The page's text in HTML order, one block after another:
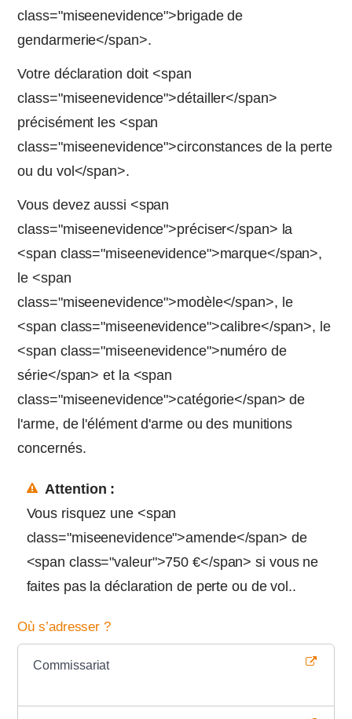
class="miseenevidence">brigade de
gendarmerie</span>.
Votre déclaration doit <span
class="miseenevidence">détailler</span>
précisément les <span
class="miseenevidence">circonstances de la perte
ou du vol</span>.
Vous devez aussi <span
class="miseenevidence">préciser</span> la
<span class="miseenevidence">marque</span>,
le <span
class="miseenevidence">modèle</span>, le
<span class="miseenevidence">calibre</span>, le
<span class="miseenevidence">numéro de
série</span> et la <span
class="miseenevidence">catégorie</span> de
l'arme, de l'élément d'arme ou des munitions
concernés.
Attention :
Vous risquez une <span
class="miseenevidence">amende</span> de
<span class="valeur">750 €</span> si vous ne
faites pas la déclaration de perte ou de vol..
Où s’adresser ?
Commissariat